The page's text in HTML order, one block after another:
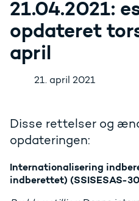
21.04.2021:
opdateret
april
21. april 2021
Disse rettelser og
opdateringen:
Internationalisering
indberettet) (SSISESAS-